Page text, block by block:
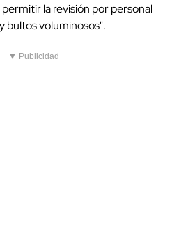
la revisión por personal
bultos voluminosos".
▼ Publicidad